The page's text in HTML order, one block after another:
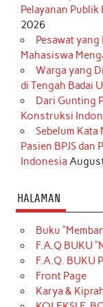
Pelayanan
2026
Pesawat
Mahasiswa
Warga yang
di Tengah Badai
Dari Gunting
Konstruksi
Sebelum Kata
Pasien BPJS dan
Indonesia
HALAMAN
Buku
F.A.Q BUKU
F.A.Q. BUKU
Front Page
Karya &